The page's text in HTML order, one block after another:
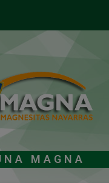
MAGNA